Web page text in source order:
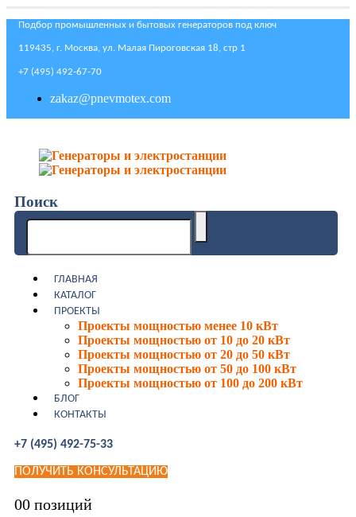
Подбор промышленных и бытовых генераторов под ключ
119435, г. Москва, ул. Малая Пироговская 18, стр 1
+7 (495) 492-67-70
zakaz@pnevmotex.com
Поиск
ГЛАВНАЯ
КАТАЛОГ
ПРОЕКТЫ
Проекты мощностью менее 10 кВт
Проекты мощностью от 10 до 20 кВт
Проекты мощностью от 20 до 50 кВт
Проекты мощностью от 50 до 100 кВт
Проекты мощностью от 100 до 200 кВт
БЛОГ
КОНТАКТЫ
+7 (495) 492-75-33
ПОЛУЧИТЬ КОНСУЛЬТАЦИЮ
00 позиций